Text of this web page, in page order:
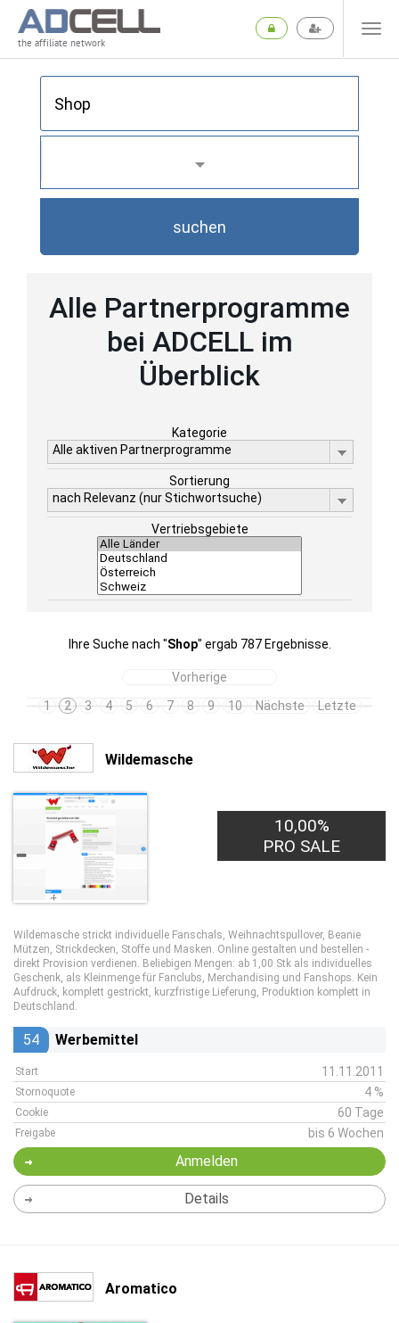
the affiliate network
suchen
Alle Partnerprogramme
bei ADCELL im
Überblick
Kategorie
Alle aktiven Partnerprogramme
Sortierung
nach Relevanz (nur Stichwortsuche)
Vertriebsgebiete
Ihre Suche nach "Shop" ergab 787 Ergebnisse.
Vorherige
1
2 3 4 5 6 7 8 9 10 Nächste Letzte
Wildemasche
10,00%
PRO SALE
Wildemasche strickt individuelle Fanschals, Weihnachtspullover, Beanie
Mützen, Strickdecken, Stoffe und Masken. Online gestalten und bestellen -
direkt Provision verdienen. Beliebigen Mengen: ab 1,00 Stk als individuelles
Geschenk, als Kleinmenge für Fanclubs, Merchandising und Fanshops. Kein
Aufdruck, komplett gestrickt, kurzfristige Lieferung, Produktion komplett in
Deutschland.
54 Werbemittel
Start 11.11.2011
Stornoquote 4 %
Cookie 60 Tage
Freigabe bis 6 Wochen
Anmelden
Details
Aromatico